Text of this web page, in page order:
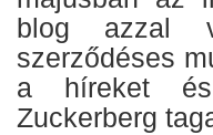
blog azzal
szerződéses
a híreket és
Zuckerberg